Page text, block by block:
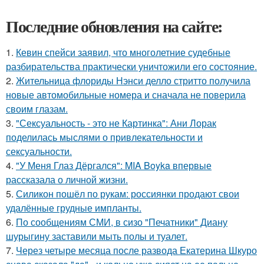
Последние обновления на сайте:
1. Кевин спейси заявил, что многолетние судебные
разбирательства практически уничтожили его состояние.
2. Жительница флориды Нэнси делло стритто получила
новые автомобильные номера и сначала не поверила
своим глазам.
3. "Сексуальность - это не Картинка": Ани Лорак
поделилась мыслями о привлекательности и
сексуальности.
4. "У Меня Глаз Дёргался": MIA Boyka впервые
рассказала о личной жизни.
5. Силикон пошёл по рукам: россиянки продают свои
удалённые грудные импланты.
6. По сообщениям СМИ, в сизо "Печатники" Диану
шурыгину заставили мыть полы и туалет.
7. Через четыре месяца после развода Екатерина Шкуро